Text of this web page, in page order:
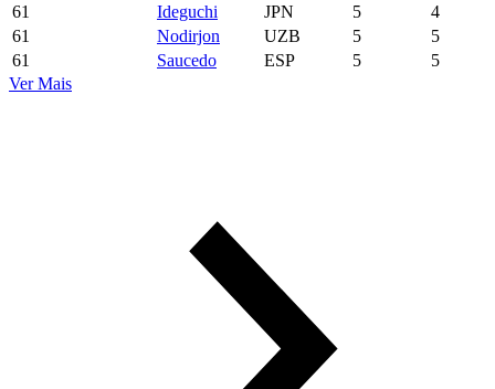
61
Ideguchi JPN 5
4
61
Nodirjon UZB 5
5
61
Saucedo ESP 5
5
Ver Mais